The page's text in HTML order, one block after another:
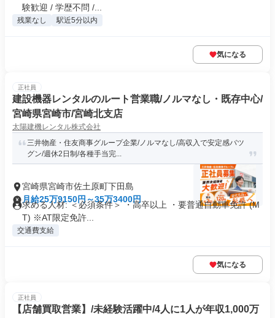
験歓迎 / 学歴不問 /...
残業なし 駅近5分以内
気になる
正社員
建設機器レンタルのルート営業職/ノルマなし・既存中心/
宮崎県宮崎市/宮崎北支店
太陽建機レンタル株式会社
三井物産・住友商事グループ企業/ノルマなし/高収入で安定感バツ
グン/週休2日制/各種手当完...
宮崎県宮崎市佐土原町下田島
月給25万9150円～35万3400円
求める人材: ＜必須条件＞ ・高卒以上 ・要普通自動車免許 (M
T) ※AT限定免許...
交通費支給
気になる
正社員
【店舗買取営業】/未経験活躍中/4人に1人が年収1,000万